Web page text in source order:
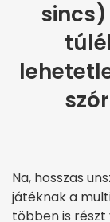
sincs)
Na, hosszas
játéknak a
többen is részt